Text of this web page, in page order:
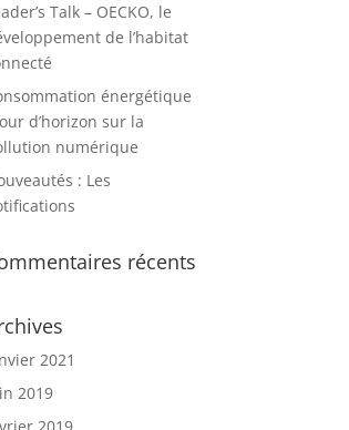
Talk – OECKO, le
de l’habitat
énergétique
d’horizon sur la
numérique
: Les
récents
2021
2019